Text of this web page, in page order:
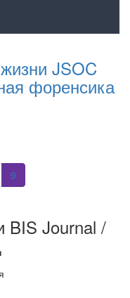
JSOC
форенсика
9
BIS Journal /